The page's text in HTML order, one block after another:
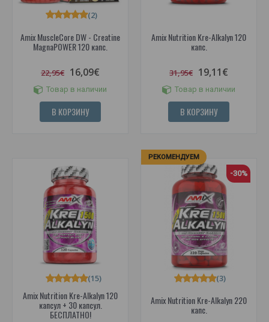
Amix MuscleCore DW - Creatine
MagnaPOWER 120 капс.
(2)
22,95€ 16,09€
Товар в наличии
В КОРЗИНУ
Amix Nutrition Kre-Alkalyn 120
капс.
31,95€ 19,11€
Товар в наличии
В КОРЗИНУ
Amix Nutrition Kre-Alkalyn 120
капсул + 30 капсул.
БЕСПЛАТНО!
(15)
РЕКОМЕНДУЕМ
-30%
Amix Nutrition Kre-Alkalyn 220
капс.
(3)